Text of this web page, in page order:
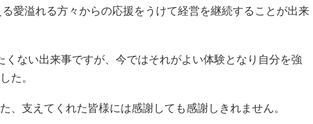
愛溢れる方々からの応援をうけて経営を継続することが出来
くない出来事ですが、今ではそれがよい体験となり自分を強
た。
、支えてくれた皆様には感謝しても感謝しきれません。